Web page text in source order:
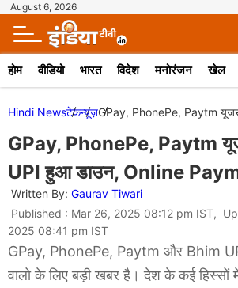
August 6, 2026
होम वीडियो भारत विदेश मनोरंजन खेल
Hindi Newsटेकन्यूज़GPay, PhonePe, Paytm
GPay, PhonePe, Paytm
UPI हुआ डाउन, Online
Written By: Gaurav Tiwari
Published : Mar 26, 2025 08:12 pm IST,
2025 08:41 pm IST
GPay, PhonePe, Paytm और Bhim
वालो के लिए बड़ी खबर है। देश के कई हिस्सों